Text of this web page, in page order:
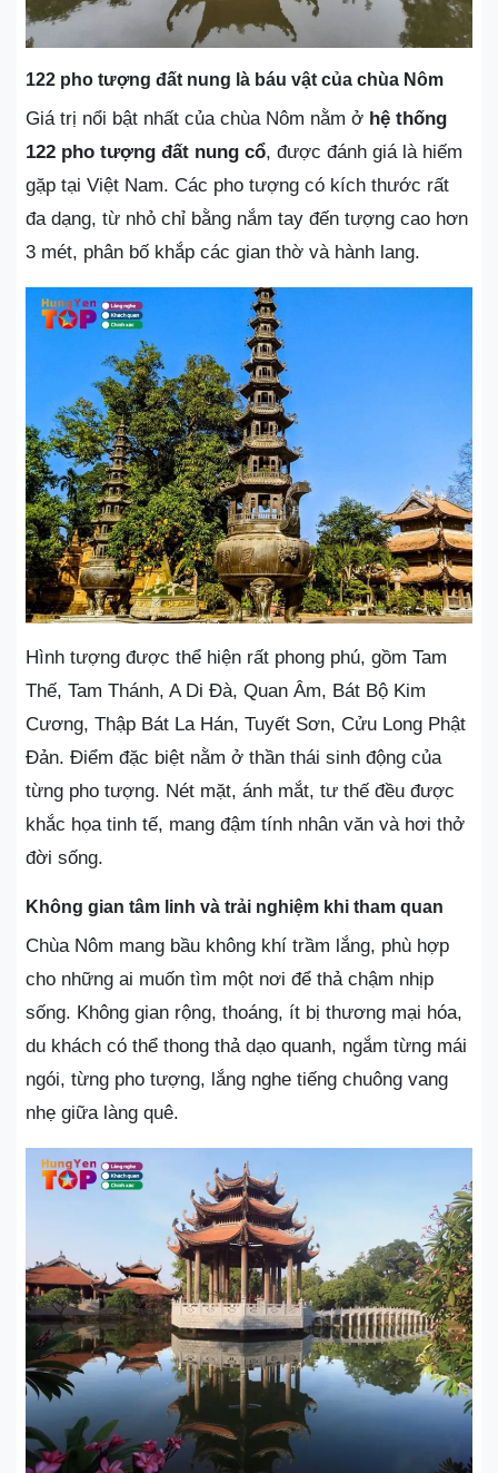
122 pho tượng đất nung là báu vật của chùa Nôm
Giá trị nổi bật nhất của chùa Nôm nằm ở hệ thống
122 pho tượng đất nung cổ, được đánh giá là hiếm
gặp tại Việt Nam. Các pho tượng có kích thước rất
đa dạng, từ nhỏ chỉ bằng nắm tay đến tượng cao hơn
3 mét, phân bố khắp các gian thờ và hành lang.
Hình tượng được thể hiện rất phong phú, gồm Tam
Thế, Tam Thánh, A Di Đà, Quan Âm, Bát Bộ Kim
Cương, Thập Bát La Hán, Tuyết Sơn, Cửu Long Phật
Đản. Điểm đặc biệt nằm ở thần thái sinh động của
từng pho tượng. Nét mặt, ánh mắt, tư thế đều được
khắc họa tinh tế, mang đậm tính nhân văn và hơi thở
đời sống.
Không gian tâm linh và trải nghiệm khi tham quan
Chùa Nôm mang bầu không khí trầm lắng, phù hợp
cho những ai muốn tìm một nơi để thả chậm nhịp
sống. Không gian rộng, thoáng, ít bị thương mại hóa,
du khách có thể thong thả dạo quanh, ngắm từng mái
ngói, từng pho tượng, lắng nghe tiếng chuông vang
nhẹ giữa làng quê.